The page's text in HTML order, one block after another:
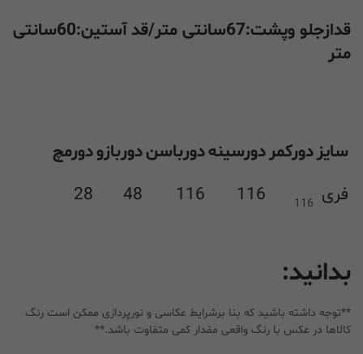
قدازجلو وپشت:67سانتی متر/قد آستین:60سانتی
متر
سایزدورکمردورسینهدورباسندوربازودورمچ
فری
116
116
116
48
28
بدانید:
**توجه داشته باشید که بنا برشرایط عکاسی و نورپردازی ممکن است رنگ
کالاها در عکس با رنگ واقعی مقدار کمی متفاوت باشد.**